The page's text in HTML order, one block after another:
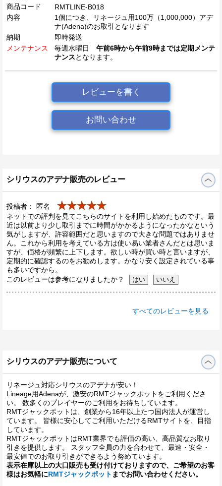
商品コード
RMTLINE-B018
内容
1個につき、リネージュ用100万（1,000,000）アデ
ナ(Adena)のお取引となります
納期
即時発送
メンテナンス
毎週水曜日 午前6時から午前9時までは定期メンテ
ナンスとなります。
レビューを書く
お問い合わせ
シリウスのアデナ販売のレビュー
投稿者： 匿名 ★★★★★
ネットでの評判を見てこちらのサイトを利用し始めたものです。最
近は以前より少し取引までに時間がかかるようになったかなという
気がしますが、許容範囲だと思いますので大きな問題ではありませ
ん。これから利用を考えている方は使い易い業者さんだとは思いま
すが、価格が頻繁に上下します。欲しい時が買い時と言いますが、
定期的に確認するのをお勧めします。かなり安く設定されている事
も多いですから。
このレビューは参考になりましたか？
すべてのレビューを見る
シリウスのアデナ販売について
リネージュ対応シリウスのアデナが安い！
Lineage用Adenaが、激安のRMTジャックポットをご利用くださ
い。 数多くのプレイヤーのご利用をお待ちしています。
RMTジャックポットは、創業から16年以上たつ国内法人が運営し
ています。 皆様に安心してご利用いただけるRMTサイトを、目指
しています。
RMTジャックポットはRMT業界でも評価の高い、高品質なお取り
引きを提供します。 スタッフ全員の力を合わせて、最速・安全・
最安値でのお取り引きができるよう努めています。
表示在庫以上の大口販売も受け付けておりますので、ご希望のお客
様はお気軽にRMTジャックポット までお問い合わせください。